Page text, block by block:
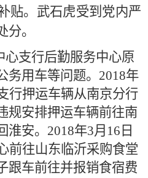
贴。武石虎受到党内严
。
心支行后勤服务中心原
务用车等问题。 2018年
行押运车辆从南京分行
规安排押运车辆前往南
安。 2018年3月 16 日
前往山东临沂采购食堂
跟车前往并报销食宿费